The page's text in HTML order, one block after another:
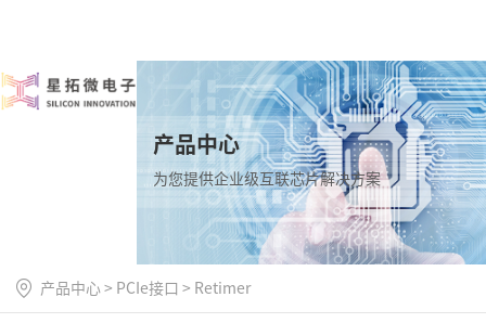
产品中心
为您提供企业级互联芯片解决方案
产品中心 > PCIe接口 > Retimer